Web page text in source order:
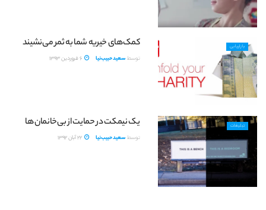
بازاریابی کمک‌های خیریه شما به ثمر می‌نشیند
توسط سعید حبیب‌نیا 6 فروردین 1393
تبلیغات یک نیمکت در حمایت از بی‌خانمان ها
توسط سعید حبیب‌نیا 22 آبان 1392